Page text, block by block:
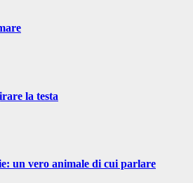
la testa
un vero animale di cui parlare